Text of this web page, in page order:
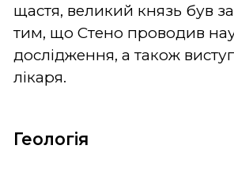
щастя, великий князь був
тим, що Стено проводив
дослідження, а також
лікаря.
Геологія